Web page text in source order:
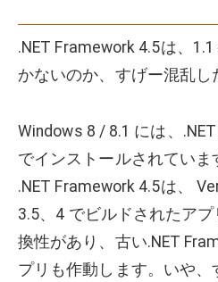
.NET Framework 4.5は、
かないのか、すげー混乱し
Windows 8 / 8.1 には、
でインストールされていま
.NET Framework 4.5は、
3.5、4 でビルドされたア
換性があり、古い.NET
プリも作動します。いや